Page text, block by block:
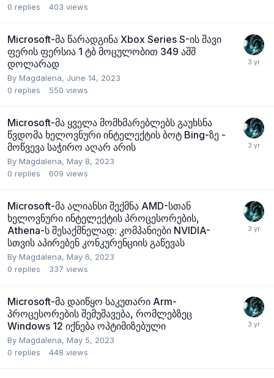
0 replies 403 views
Microsoft-მა წარადგინა Xbox Series S-ის შავი
ფერის ფერსია 1 ტბ მოცულობით 349 აშშ
დოლარად
By Magdalena, June 14, 2023
0 replies 550 views
Microsoft-მა ყველა მომხმარებლებს გაუხსნა
წვდომა ხელოვნური ინტელექტის ბოტ Bing-ზე -
მოწვევა საჭირო აღარ არის
By Magdalena, May 8, 2023
0 replies 609 views
Microsoft-მა ალიანსი შექმნა AMD-სთან
ხელოვნური ინტელექტის პროცესორების,
Athena-ს შესაქმნელად: კომპანიები NVIDIA-
სთვის აპირებენ კონკურენციის გაწევას
By Magdalena, May 6, 2023
0 replies 337 views
Microsoft-მა დაიწყო საკუთარი Arm-
პროცესორების შემუშავება, რომლებზეც
Windows 12 იქნება ოპტიმიზებული
By Magdalena, May 5, 2023
0 replies 448 views